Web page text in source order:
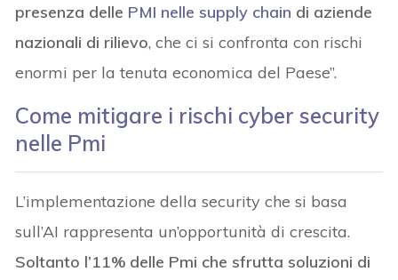
presenza delle PMI nelle supply chain di aziende
nazionali di rilievo, che ci si confronta con rischi
enormi per la tenuta economica del Paese”.
Come mitigare i rischi cyber security
nelle Pmi
L’implementazione della security che si basa
sull’AI rappresenta un’opportunità di crescita.
Soltanto l’11% delle Pmi che sfrutta soluzioni di